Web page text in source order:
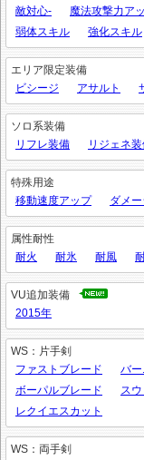
敵対心-
魔法攻撃力ア
弱体スキル
強化スキル
エリア限定装備
ビシージ
アサルト
ソロ系装備
リフレ装備
リジェネ
特殊用途
移動速度アップ
ダメ
属性耐性
耐火
耐氷 耐風
VU追加装備
2015年
WS：片手剣
ファストブレード
バ
ボーパルブレード
ス
レクイエスカット
WS：両手剣